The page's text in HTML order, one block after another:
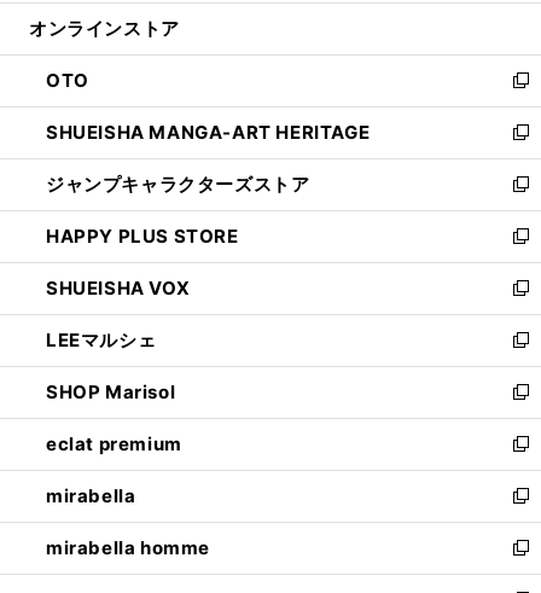
ン
ウ
で
開
く
ウ
ン
ド
ウ
で
開
く
オンラインストア
OTO
新
し
い
ウ
ィ
ン
ド
ウ
で
開
く
SHUEISHA MANGA-ART HERITAGE
新
し
い
ウ
ィ
ン
ド
ウ
で
開
く
ジャンプキャラクターズストア
新
し
い
ウ
ィ
ン
ド
ウ
で
開
く
HAPPY PLUS STORE
新
し
い
ウ
ィ
ン
ド
ウ
で
開
く
SHUEISHA VOX
新
し
い
ウ
ィ
ン
ド
ウ
で
開
く
LEEマルシェ
新
し
い
ウ
ィ
ン
ド
ウ
で
開
SHOP Marisol
新
し
い
ウ
ィ
ン
ド
ウ
eclat premium
新
し
い
ウ
ィ
ン
mirabella
新
し
い
ウ
mirabella homme
新
し